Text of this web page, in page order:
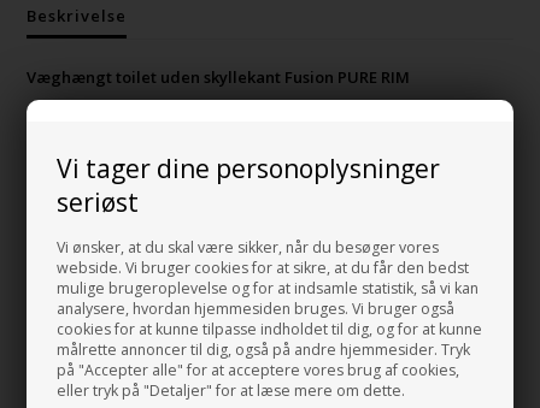
Vi tager dine personoplysninger
seriøst
Vi ønsker, at du skal være sikker, når du besøger vores
webside. Vi bruger cookies for at sikre, at du får den bedst
mulige brugeroplevelse og for at indsamle statistik, så vi kan
analysere, hvordan hjemmesiden bruges. Vi bruger også
cookies for at kunne tilpasse indholdet til dig, og for at kunne
målrette annoncer til dig, også på andre hjemmesider. Tryk
på "Accepter alle" for at acceptere vores brug af cookies,
eller tryk på "Detaljer" for at læse mere om dette.
Beskrivelse
Væghængt toilet uden skyllekant Fusion PURE RIM
væg.
Dette toilet er UDEN skyllekant og dermed ekstra nemt at holde
rent.
Mål:
Bredde: 35,5 cm.
Dybde: 54 cm.
Centerafstand bolte: 18 cm.
Prisen er inkl. soft close toiletsæde med quick release beslag